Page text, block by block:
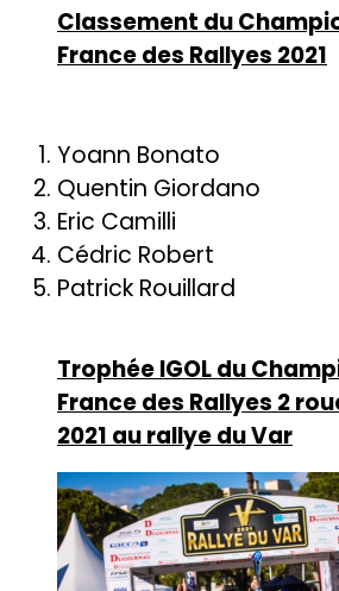
Classement du
France des Rallyes 2021
Yoann Bonato
Quentin Giordano
Eric Camilli
Cédric Robert
Patrick Rouillard
Trophée IGOL du
France des Rallyes 2
2021 au rallye du Var